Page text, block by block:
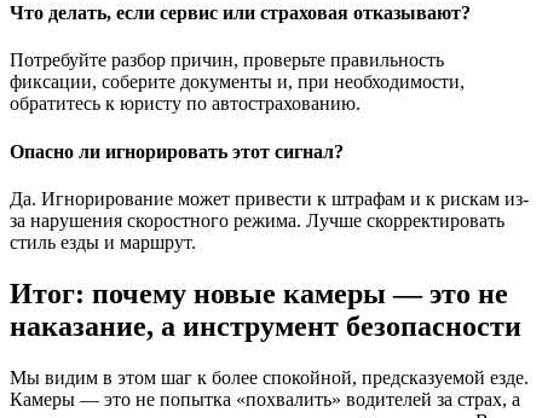
Что делать, если сервис или страховая отказывают?
Потребуйте разбор причин, проверьте правильность
фиксации, соберите документы и, при необходимости,
обратитесь к юристу по автострахованию.
Опасно ли игнорировать этот сигнал?
Да. Игнорирование может привести к штрафам и к рискам из-
за нарушения скоростного режима. Лучше скорректировать
стиль езды и маршрут.
Итог: почему новые камеры — это не
наказание, а инструмент безопасности
Мы видим в этом шаг к более спокойной, предсказуемой езде.
Камеры — это не попытка «похвалить» водителей за страх, а